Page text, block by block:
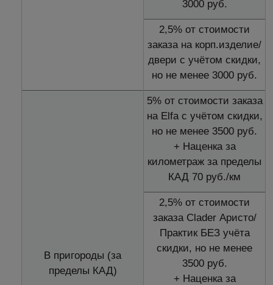
3000 руб.
2,5% от стоимости
заказа на корп.изделие/
двери с учётом скидки,
но не менее 3000 руб.
В пригороды (за
пределы КАД)
5% от стоимости заказа
на Elfa с учётом скидки,
но не менее 3500 руб.
+ Наценка за
километраж за пределы
КАД 70 руб./км
2,5% от стоимости
заказа Clader Аристо/
Практик БЕЗ учёта
скидки, но не менее
3500 руб.
+ Наценка за